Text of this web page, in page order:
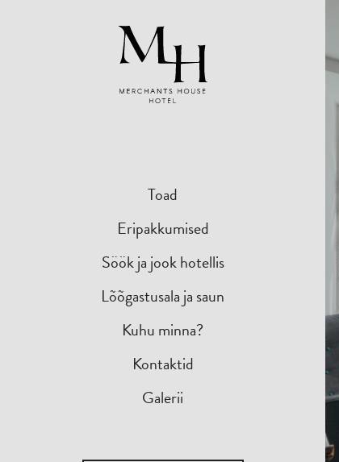
Toad
Eripakkumised
Söök ja jook hotellis
Lõõgastusala ja saun
Kuhu minna?
Kontaktid
Galerii